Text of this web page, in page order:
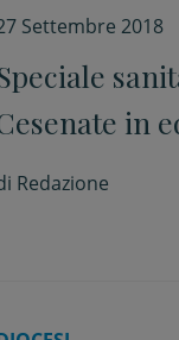
Settembre 2018
in
Redazione